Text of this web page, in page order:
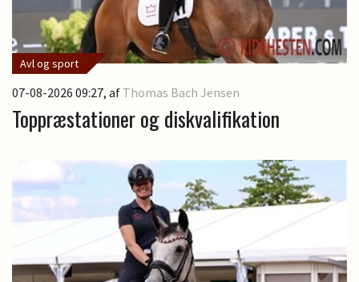
Avl og sport
07-08-2026 09:27, af Thomas Bach Jensen
Toppræstationer og diskvalifikation